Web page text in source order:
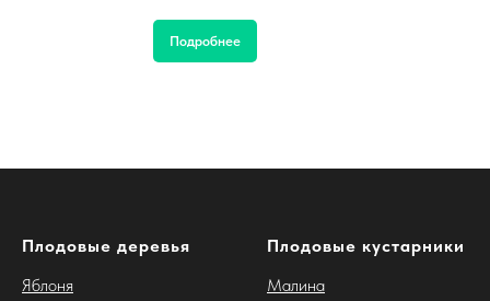
Подробнее
Плодовые деревья
Яблоня
Плодовые кустарники
Малина